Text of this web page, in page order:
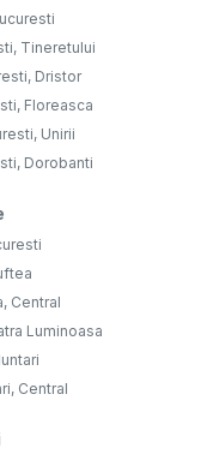
Tineretului
Dristor
Floreasca
Unirii
Dorobanti
Central
Luminoasa
Central